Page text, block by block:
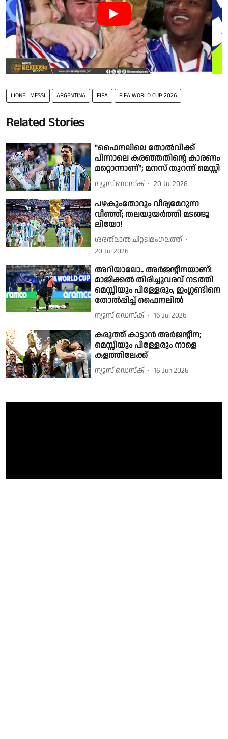
LIONEL MESSI ARGENTINA FIFA FIFA WORLD CUP 2026
Related Stories
"ഫൈനലിലെ തോൽവിക്ക്
പിന്നാലെ കരഞ്ഞതിൻ്റെ കാരണം
മറ്റൊന്നാണ്"; മനസ് തുറന്ന് മെസ്സി
ന്യൂസ് ഡെസ്ക് 20 Jul 2026
പഴകുംതോറും വീര്യമേറുന്ന
വീഞ്ഞ്; തലയുയർത്തി മടങ്ങൂ
ലിയോ!
ശരത്‌ലാൽ ചിറ്റടിമംഗലത്ത്
20 Jul 2026
അറിയാലോ.. അർജൻ്റീനയാണ്!
മാജിക്കൽ തിരിച്ചുവരവ് നടത്തി
മെസ്സിയും പിള്ളേരും, ഇംഗ്ലണ്ടിനെ
തോൽപ്പിച്ച് ഫൈനലിൽ
ന്യൂസ് ഡെസ്ക് 16 Jul 2026
കരുത്ത് കാട്ടാൻ അർജൻ്റീന;
മെസ്സിയും പിള്ളേരും നാളെ
കളത്തിലേക്ക്
ന്യൂസ് ഡെസ്ക് 16 Jun 2026